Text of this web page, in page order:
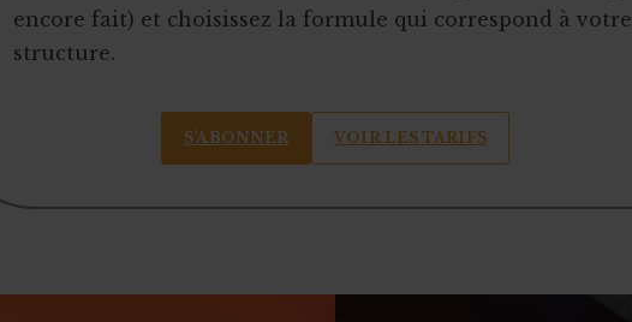
encore fait) et choisissez la formule qui correspond à votre
structure.
S’ABONNER VOIR LES TARIFS